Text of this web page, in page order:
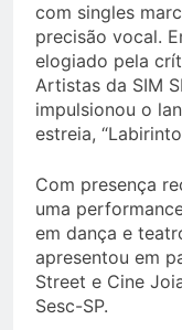
com singles
precisão vocal.
elogiado pela
Artistas da SIM
impulsionou o
estreia,
Com presença
uma
em dança e
apresentou em
Street e Cine
Sesc-SP.